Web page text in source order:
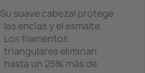
Su suave cabezal protege
las encías y el esmalte.
Los filamentos
triangulares eliminan
hasta un 25% más de